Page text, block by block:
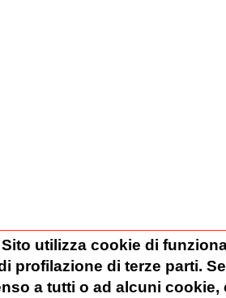
utilizza cookie di
profilazione di terze parti.
a tutti o ad alcuni